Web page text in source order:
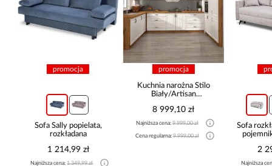
promocja
Sofa Sally popielata,
rozkładana
1 214,99 zł
Najniższa cena:1 349,99 zł
promocja
Kuchnia narożna Stilo
Biały/Artisan
8 999,10 zł
Najniższa cena:9 999,00 zł
Cena regularna:9 999,00 zł
Sofa
2
Najniższa